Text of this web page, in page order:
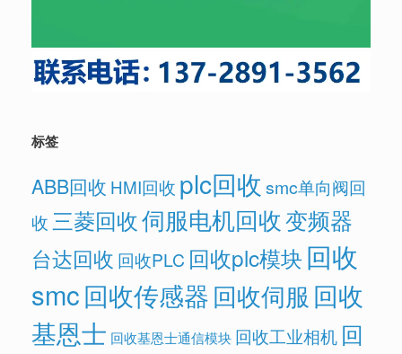
标签
ABB回收 HMI回收 plc回收 smc单向阀回
收 三菱回收伺服电机回收变频器
台达回收 回收PLC 回收plc模块 回收
smc回收传感器回收伺服 回收
基恩士 回收基恩士通信模块 回收工业相机 回